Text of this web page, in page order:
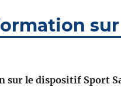
sur le dispositif Sport